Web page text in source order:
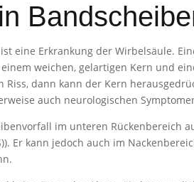
eine Erkrankung der Wirbelsäule.
weichen, gelartigen Kern und
Riss, dann kann der Kern
auch neurologischen
im unteren Rückenbereich
Er kann jedoch auch im